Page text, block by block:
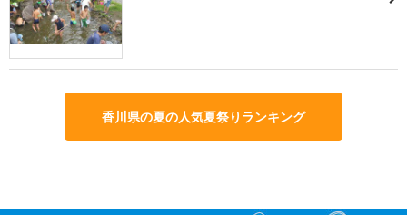
香川県の夏の人気夏祭りランキング